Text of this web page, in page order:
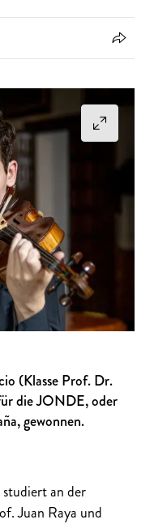
(Klasse Prof. Dr.
die JONDE, oder
gewonnen.
an der
Juan Raya und